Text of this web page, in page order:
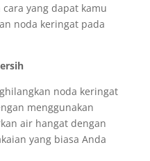
yang dapat kamu
noda keringat pada
noda keringat
menggunakan
air hangat dengan
yang biasa Anda